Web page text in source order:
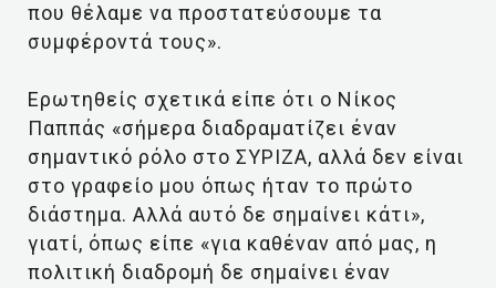
που θέλαμε να προστατεύσουμε τα
συμφέροντά τους».
Ερωτηθείς σχετικά είπε ότι ο Νίκος
Παππάς «σήμερα διαδραματίζει έναν
σημαντικό ρόλο στο ΣΥΡΙΖΑ, αλλά δεν είναι
στο γραφείο μου όπως ήταν το πρώτο
διάστημα. Αλλά αυτό δε σημαίνει κάτι»,
γιατί, όπως είπε «για καθέναν από μας, η
πολιτική διαδρομή δε σημαίνει έναν